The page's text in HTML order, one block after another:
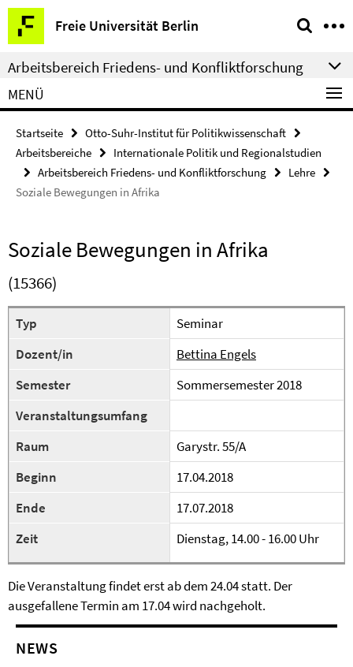
Springe
direkt
zu
Inhalt
Freie Universität Berlin
Service-
Navigation
Arbeitsbereich Friedens- und Konfliktforschung
MENÜ
Startseite
Otto-Suhr-Institut für Politikwissenschaft
Arbeitsbereiche
Internationale Politik und Regionalstudien
Arbeitsbereich Friedens- und Konfliktforschung
Lehre
Soziale Bewegungen in Afrika
Soziale Bewegungen in Afrika
(15366)
Typ
Seminar
Dozent/in
Bettina Engels
Semester
Sommersemester 2018
Veranstaltungsumfang
Raum
Garystr. 55/A
Beginn
17.04.2018
Ende
17.07.2018
Zeit
Dienstag, 14.00 - 16.00 Uhr
Die Veranstaltung findet erst ab dem 24.04 statt. Der
ausgefallene Termin am 17.04 wird nachgeholt.
NEWS